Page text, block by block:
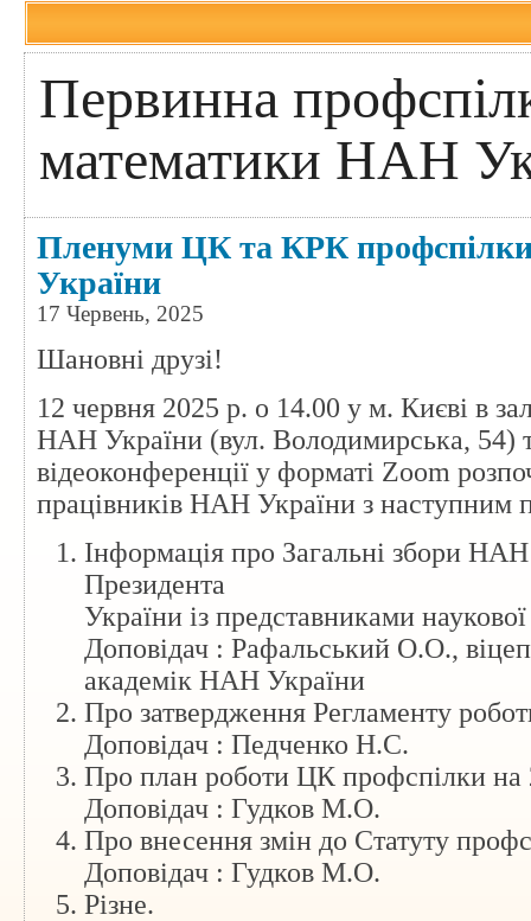
Первинна
математики НАН
Пленуми ЦК та КРК
України
17 Червень, 2025
Шановні друзі!
12 червня 2025 р. о 14.00 у м. Києві в
НАН України (вул. Володимирська, 54)
відеоконференції у форматі Zoom
працівників НАН України з наступним
Інформація про Загальні збори НАН
Президента
України із представниками
Доповідач : Рафальський О.О.,
академік НАН України
Про затвердження Регламенту
Доповідач : Педченко Н.С.
Про план роботи ЦК профспілки на
Доповідач : Гудков М.О.
Про внесення змін до Статуту
Доповідач : Гудков М.О.
Різне.